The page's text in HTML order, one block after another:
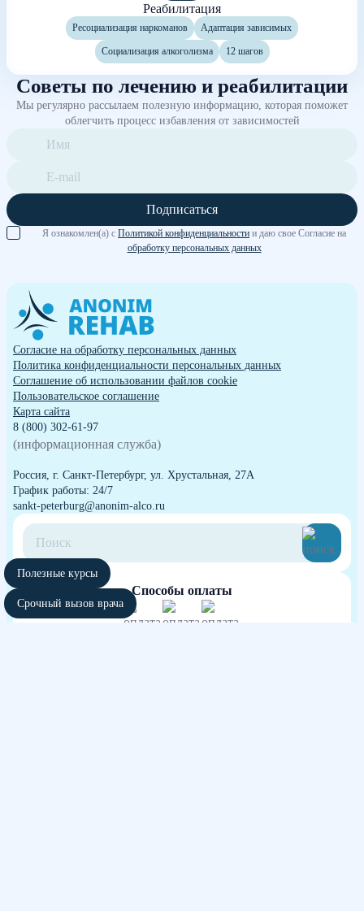
Реабилитация
Ресоциализация наркоманов Адаптация зависимых
Социализация алкоголизма 12 шагов
Советы по лечению и реабилитации
Мы регулярно рассылаем полезную информацию, которая поможет
облегчить процесс избавления от зависимостей
Подписаться
Я ознакомлен(а) с Политикой конфиденциальности и даю свое Согласие на
обработку персональных данных
Согласие на обработку персональных данных
Политика конфиденциальности персональных данных
Cоглашение об использовании файлов cookie
Пользовательское соглашение
Карта сайта
8 (800) 302-61-97
(информационная служба)
Россия, г. Санкт-Петербург, ул. Хрустальная, 27А
График работы: 24/7
sankt-peterburg@anonim-alco.ru
Способы оплаты
Полезные курсы
Срочный вызов врача